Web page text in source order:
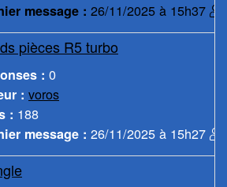
message : 26/11/2025 à 15h37
pièces R5 turbo
: 0
: voros
: 188
message : 26/11/2025 à 15h27